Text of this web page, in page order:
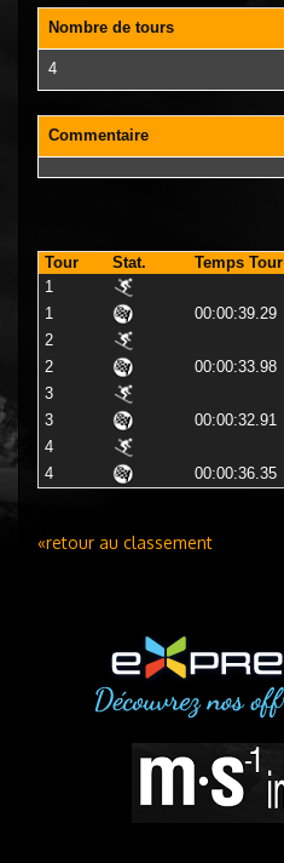
Nombre de tours
4
Commentaire
Tour Stat. Temps Tour
1
1
00:00:39.29
2
2
00:00:33.98
3
3
00:00:32.91
4
4
00:00:36.35
«retour au classement